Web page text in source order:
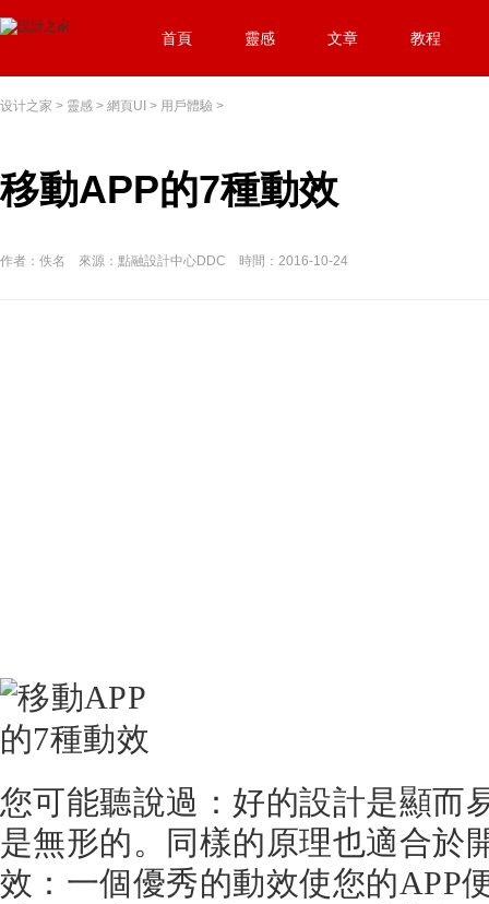
首頁 靈感 文章 教程
设计之家 > 靈感 > 網頁UI > 用戶體驗 >
移動APP的7種動效
作者：佚名 來源：點融設計中心DDC 時間：2016-10-24
您可能聽說過：好的設計是顯而
是無形的。同樣的原理也適合於
效：一個優秀的動效使您的APP